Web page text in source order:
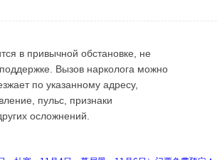
в привычной обстановке, не
Вызов нарколога можно
по указанному адресу,
пульс, признаки
осложнений.